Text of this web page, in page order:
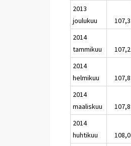
2013
joulukuu
107,3
2014
tammikuu
107,2
2014
helmikuu
107,8
2014
maaliskuu
107,8
2014
huhtikuu
108,0